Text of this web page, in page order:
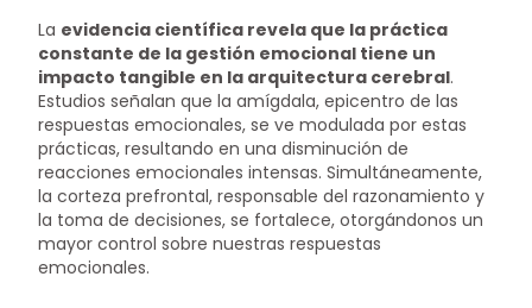
La evidencia científica revela que la práctica
constante de la gestión emocional tiene un
impacto tangible en la arquitectura cerebral.
Estudios señalan que la amígdala, epicentro de las
respuestas emocionales, se ve modulada por estas
prácticas, resultando en una disminución de
reacciones emocionales intensas. Simultáneamente,
la corteza prefrontal, responsable del razonamiento y
la toma de decisiones, se fortalece, otorgándonos un
mayor control sobre nuestras respuestas
emocionales.